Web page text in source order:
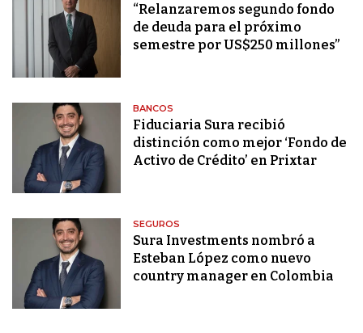
“Relanzaremos segundo fondo
de deuda para el próximo
semestre por US$250 millones”
BANCOS
Fiduciaria Sura recibió
distinción como mejor ‘Fondo de
Activo de Crédito’ en Prixtar
SEGUROS
Sura Investments nombró a
Esteban López como nuevo
country manager en Colombia